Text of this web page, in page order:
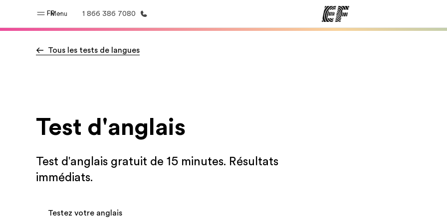
Menu
FR 1 866 386 7080
Tous les tests de langues
Test d'anglais
Test d'anglais gratuit de 15 minutes. Résultats
immédiats.
Testez votre anglais